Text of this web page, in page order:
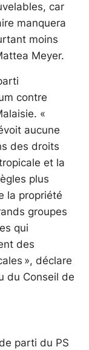
car
manquera
moins
Meyer.
contre
«
aucune
des droits
et la
plus
la propriété
groupes
qui
des
», déclare
du Conseil de
parti du PS